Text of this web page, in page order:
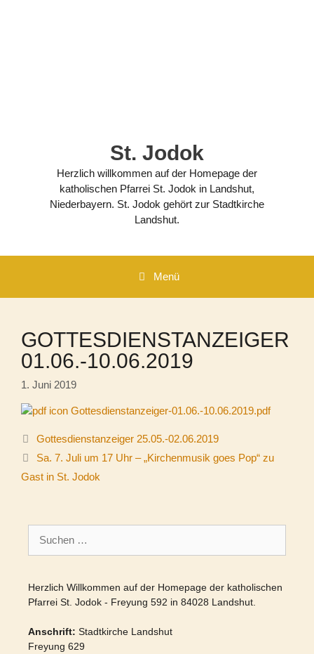
St. Jodok
Herzlich willkommen auf der Homepage der
katholischen Pfarrei St. Jodok in Landshut,
Niederbayern. St. Jodok gehört zur Stadtkirche
Landshut.
Menü
GOTTESDIENSTANZEIGER
01.06.-10.06.2019
1. Juni 2019
Gottesdienstanzeiger-01.06.-10.06.2019.pdf
Gottesdienstanzeiger 25.05.-02.06.2019
Sa. 7. Juli um 17 Uhr – „Kirchenmusik goes Pop“ zu
Gast in St. Jodok
nach:
Herzlich Willkommen auf der Homepage der katholischen
Pfarrei St. Jodok - Freyung 592 in 84028 Landshut.
Anschrift: Stadtkirche Landshut
Freyung 629